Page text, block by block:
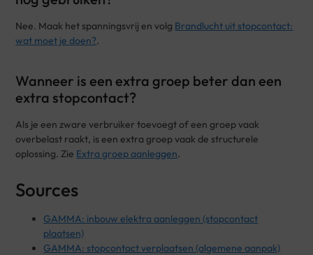
Nee. Maak het spanningsvrij en volg Brandlucht uit stopcontact:
wat moet je doen?.
Wanneer is een extra groep beter dan een
extra stopcontact?
Als je een zware verbruiker toevoegt of een groep vaak
overbelast raakt, is een extra groep vaak de structurele
oplossing. Zie Extra groep aanleggen.
Sources
GAMMA: inbouw elektra aanleggen (stopcontact
plaatsen)
GAMMA: stopcontact verplaatsen (algemene aanpak)